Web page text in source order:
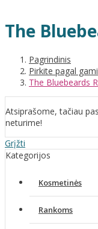
The
Pagrindinis
Pirkite pagal
The Bluebeards
Atsiprašome, tačiau
neturime!
Grįžti
Kategorijos
Kosmetinės
Rankoms